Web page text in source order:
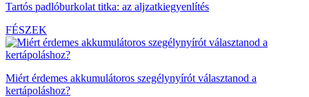
Tartós padlóburkolat titka: az aljzatkiegyenlítés
FÉSZEK
Miért érdemes akkumulátoros szegélynyírót választanod a
kertápoláshoz?